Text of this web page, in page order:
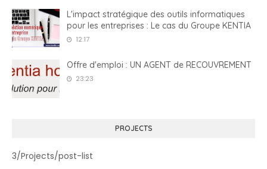
L'impact stratégique des outils informatiques
pour les entreprises : Le cas du Groupe KENTIA
12:17
Offre d'emploi : UN AGENT de RECOUVREMENT
23:23
PROJECTS
3/Projects/post-list